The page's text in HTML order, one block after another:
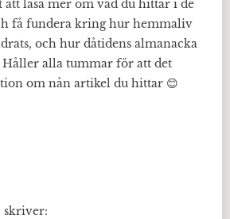
att läsa mer om vad du hittar i de
få fundera kring hur hemmaliv
och hur dåtidens almanacka
Håller alla tummar för att det
om nån artikel du hittar 😊
skriver: